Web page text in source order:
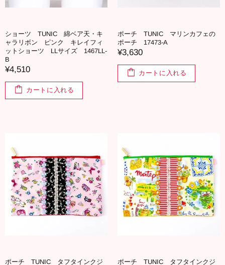
ショーツ TUNIC 綿ベア天・キ
ャラリボン ピンク キレイフィ
ットショーツ LLサイズ 1467LL-
B
¥4,510
カートに入れる
ポーチ TUNIC マリンカフェの
ポーチ 17473-A
¥3,630
カートに入れる
ポーチ TUNIC タフタインクジ
ポーチ TUNIC タフタインクジ